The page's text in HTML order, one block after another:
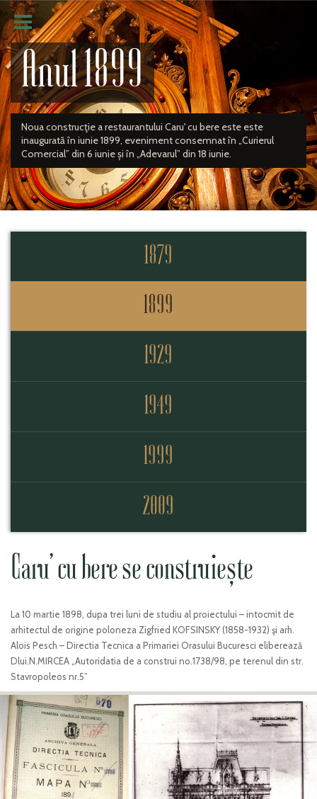
Anul 1899
Noua construcţie a restaurantului Caru' cu bere este este
inaugurată în iunie 1899, eveniment consemnat în „Curierul
Comercial” din 6 iunie și în „Adevarul” din 18 iunie.
1879
1899
1929
1949
1999
2009
Caru’ cu bere se construiește
La 10 martie 1898, dupa trei luni de studiu al proiectului – intocmit de
arhitectul de origine poloneza Zigfried KOFSINSKY (1858-1932) şi arh.
Alois Pesch – Directia Tecnica a Primariei Orasului Bucuresci eliberează
Dlui.N.MIRCEA „Autoridatia de a construi no.1738/98, pe terenul din str.
Stavropoleos nr.5”